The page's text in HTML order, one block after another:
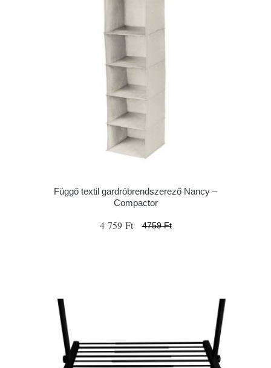
Függő textil gardróbrendszerező Nancy –
Compactor
4 759 Ft 4759 Ft